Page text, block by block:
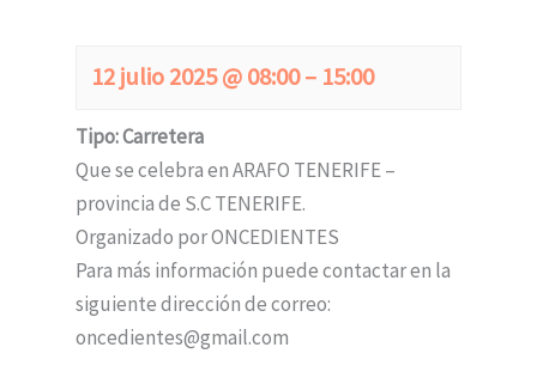
12 julio 2025@08:00– 15:00
Tipo: Carretera
Que se celebra en ARAFO TENERIFE –
provincia de S.C TENERIFE.
Organizado por ONCEDIENTES
Para más información puede contactar en la
siguiente dirección de correo:
oncedientes@gmail.com